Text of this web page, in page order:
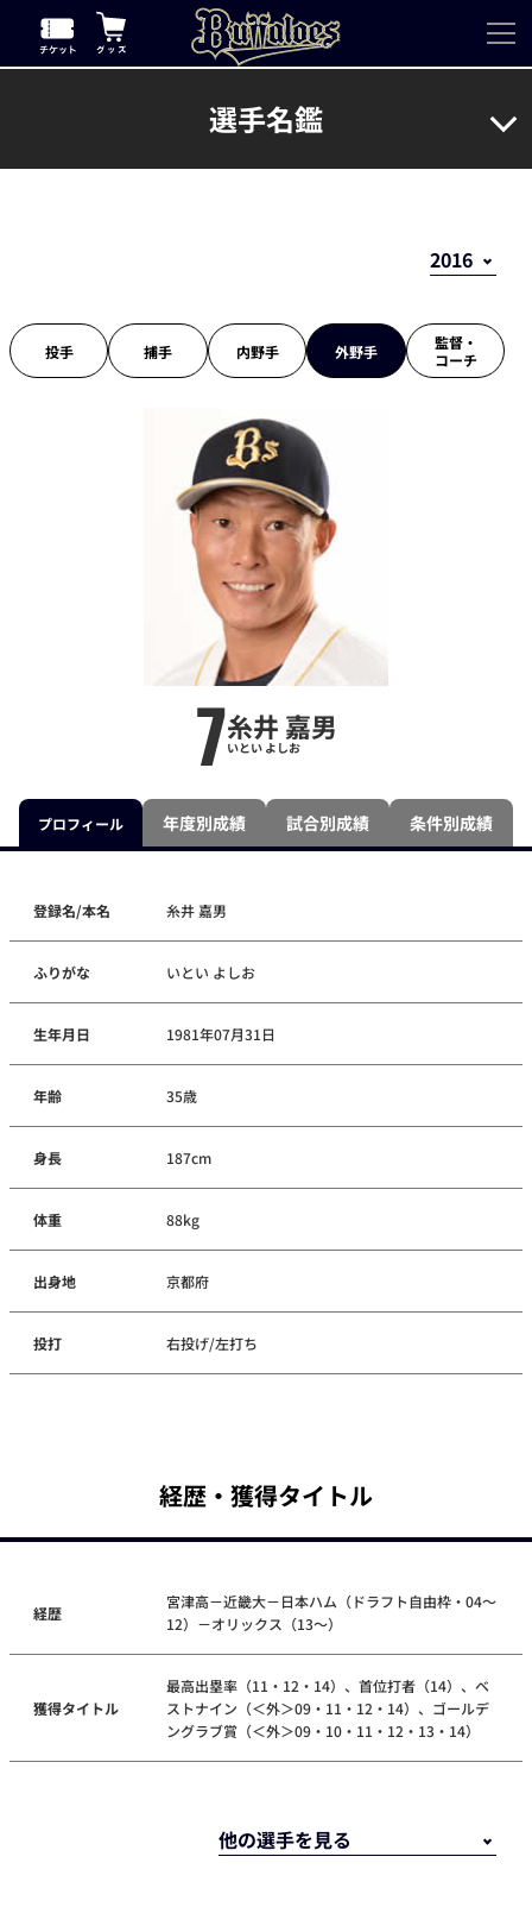
選手名鑑
投手 捕手 内野手 外野手
監督・
コーチ
7糸井 嘉男
いとい よしお
プロフィール 年度別成績 試合別成績 条件別成績
登録名/本名 糸井 嘉男
ふりがな いとい よしお
生年月日 1981年07月31日
年齢 35歳
身長 187cm
体重 88kg
出身地 京都府
投打 右投げ/左打ち
経歴・獲得タイトル
経歴
宮津高－近畿大－日本ハム（ドラフト自由枠・04～
12）－オリックス（13～）
獲得タイトル
最高出塁率（11・12・14）、首位打者（14）、ベ
ストナイン（＜外＞09・11・12・14）、ゴールデ
ングラブ賞（＜外＞09・10・11・12・13・14）